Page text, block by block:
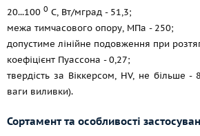
20...100 0 С, Вт/мград - 51,3;
межа тимчасового опору, МПа - 250;
допустиме лінійне подовження при
коефіцієнт Пуассона - 0,27;
твердість за Віккерсом, НV, не більше
ваги виливки).
Сортамент та особливості